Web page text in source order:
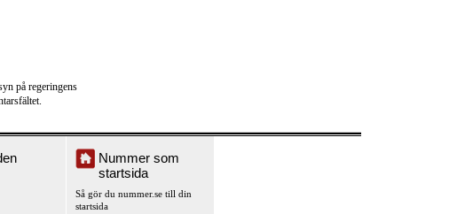
på regeringens
Nummer som
startsida
Så gör du nummer.se till din
startsida